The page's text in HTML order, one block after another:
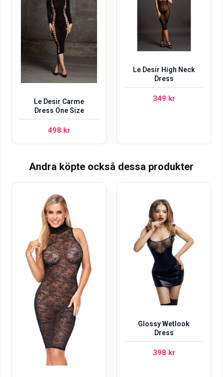
Le Desir Carme
Dress One Size
498 kr
Le Desir High Neck
Dress
349 kr
Andra köpte också dessa produkter
Glossy Wetlook
Dress
398 kr